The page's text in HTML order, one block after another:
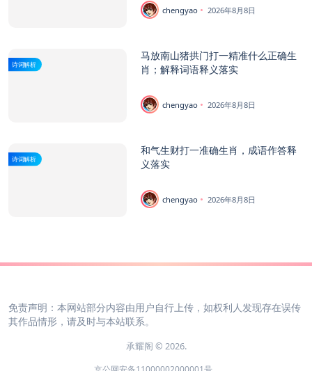
chengyao 2026年8月8日
诗词解析
马放南山猪拱门打一精准什么正确生
肖；解释词语释义落实
chengyao 2026年8月8日
诗词解析
和气生财打一准确生肖，成语作答释
义落实
chengyao 2026年8月8日
免责声明：本网站部分内容由用户自行上传，如权利人发现存在误传
其作品情形，请及时与本站联系。
承耀阁 © 2026.